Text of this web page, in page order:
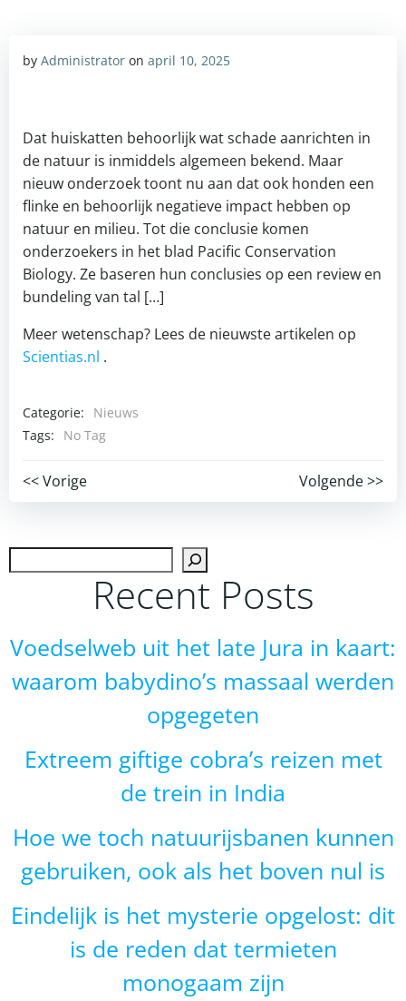
by Administrator on april 10, 2025
Dat huiskatten behoorlijk wat schade aanrichten in
de natuur is inmiddels algemeen bekend. Maar
nieuw onderzoek toont nu aan dat ook honden een
flinke en behoorlijk negatieve impact hebben op
natuur en milieu. Tot die conclusie komen
onderzoekers in het blad Pacific Conservation
Biology. Ze baseren hun conclusies op een review en
bundeling van tal […]
Meer wetenschap? Lees de nieuwste artikelen op
Scientias.nl .
Categorie:
Nieuws
Tags:
No Tag
Post
navigation
<< Vorige
Post
navigation
Volgende >>
Recent Posts
Voedselweb uit het late Jura in kaart:
waarom babydino’s massaal werden
opgegeten
Extreem giftige cobra’s reizen met
de trein in India
Hoe we toch natuurijsbanen kunnen
gebruiken, ook als het boven nul is
Eindelijk is het mysterie opgelost: dit
is de reden dat termieten
monogaam zijn